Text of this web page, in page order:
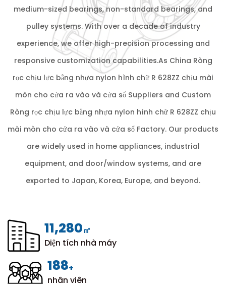
12,000㎡
Diện tích nhà máy
200+
nhân viên
medium-sized bearings, non-standard bearings, and
pulley systems. With over a decade of industry
experience, we offer high-precision processing and
responsive customization capabilities.As China Ròng
rọc chịu lực bằng nhựa nylon hình chữ R 628ZZ chịu mài
mòn cho cửa ra vào và cửa sổ Suppliers and Custom
Ròng rọc chịu lực bằng nhựa nylon hình chữ R 628ZZ chịu
mài mòn cho cửa ra vào và cửa sổ Factory. Our products
are widely used in home appliances, industrial
equipment, and door/window systems, and are
exported to Japan, Korea, Europe, and beyond.